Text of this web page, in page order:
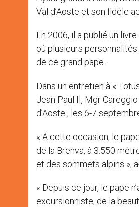
Val d’Aoste et son fidèle
En 2006, il a publié un
où plusieurs
de ce grand pape.
Dans un entretien à «
Jean Paul II, Mgr
d’Aoste , les 6-7
« A cette occasion, le
de la Brenva, à 3.550
et des sommets alpins »,
« Depuis ce jour, le pape
excursionniste, de la